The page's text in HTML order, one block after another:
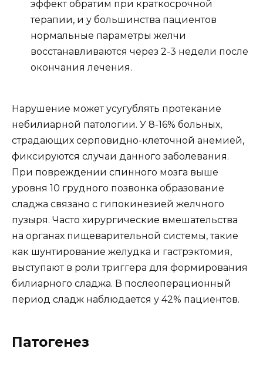
эффект обратим при краткосрочной
терапии, и у большинства пациентов
нормальные параметры желчи
восстанавливаются через 2-3 недели после
окончания лечения.
Нарушение может усугублять протекание
небилиарной патологии. У 8-16% больных,
страдающих серповидно-клеточной анемией,
фиксируются случаи данного заболевания.
При повреждении спинного мозга выше
уровня 10 грудного позвонка образование
сладжа связано с гипокинезией желчного
пузыря. Часто хирургические вмешательства
на органах пищеварительной системы, такие
как шунтирование желудка и гастрэктомия,
выступают в роли триггера для формирования
билиарного сладжа. В послеоперационный
период сладж наблюдается у 42% пациентов.
Патогенез